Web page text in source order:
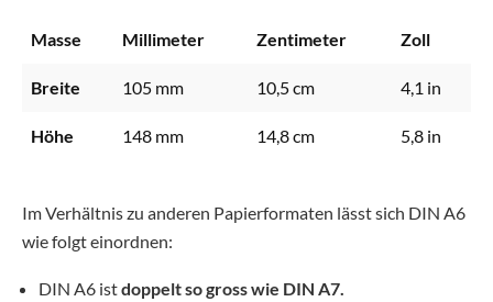
Masse Millimeter Zentimeter Zoll
Breite 105 mm 10,5 cm 4,1 in
Höhe 148 mm 14,8 cm 5,8 in
Im Verhältnis zu anderen Papierformaten lässt sich DIN A6
wie folgt einordnen:
DIN A6 istdoppelt so gross wie DIN A7.